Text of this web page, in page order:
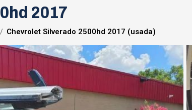
2017
Chevrolet Silverado 2500hd 2017 (usada)